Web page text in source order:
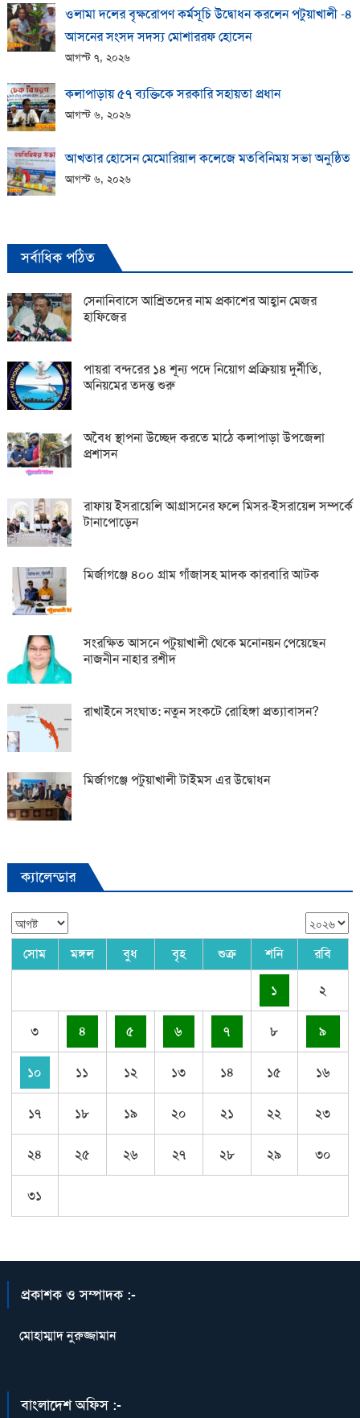
ওলামা দলের বৃক্ষরোপণ কর্মসূচি উদ্বোধন করলেন পটুয়াখালী -৪
আসনের সংসদ সদস্য মোশাররফ হোসেন
আগস্ট ৭, ২০২৬
কলাপাড়ায় ​৫৭ ব্যক্তিকে সরকারি সহায়তা প্রধান
আগস্ট ৬, ২০২৬
আখতার হোসেন মেমোরিয়াল কলেজে মতবিনিময় সভা অনুষ্ঠিত
আগস্ট ৬, ২০২৬
সর্বাধিক পঠিত
সেনানিবাসে আশ্রিতদের নাম প্রকাশের আহ্বান মেজর
হাফিজের
পায়রা বন্দরের ১৪ শূন্য পদে নিয়োগ প্রক্রিয়ায় দুর্নীতি,
অনিয়মের তদন্ত শুরু
অবৈধ স্থাপনা উচ্ছেদ করতে মাঠে কলাপাড়া উপজেলা
প্রশাসন
রাফায় ইসরায়েলি আগ্রাসনের ফলে মিসর-ইসরায়েল সম্পর্কে
টানাপোড়েন
মির্জাগঞ্জে ৪০০ গ্রাম গাঁজাসহ মাদক কারবারি আটক
সংরক্ষিত আসনে পটুয়াখালী থেকে মনোনয়ন পেয়েছেন
নাজনীন নাহার রশীদ
রাখাইনে সংঘাত: নতুন সংকটে রোহিঙ্গা প্রত্যাবাসন?
মির্জাগঞ্জে পটুয়াখালী টাইমস এর উদ্বোধন
ক্যালেন্ডার
সোম মঙ্গল বুধ বৃহ শুক্র শনি রবি
১ ২
৩ ৪ ৫ ৬ ৭ ৮ ৯
১০ ১১ ১২ ১৩ ১৪ ১৫ ১৬
১৭ ১৮ ১৯ ২০ ২১ ২২ ২৩
২৪ ২৫ ২৬ ২৭ ২৮ ২৯ ৩০
৩১
প্রকাশক ও সম্পাদক :-
মোহাম্মাদ নুরুজ্জামান
বাংলাদেশ অফিস :-